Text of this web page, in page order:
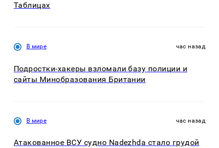
Таблицах
В мире час назад
Подростки-хакеры взломали базу полиции и
сайты Минобразования Британии
В мире час назад
Атакованное ВСУ судно Nadezhda стало грудой